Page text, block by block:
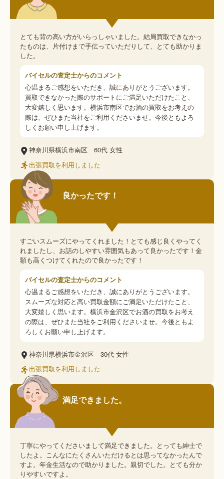
とても背の高い方がいらっしゃいました。結局買取できなかっ
たものは、片付けまで手伝っていただりして、とても助かりま
した。
バイセルの査定士からのコメント
心温まるご感想をいただき、誠にありがとうございます。
買取できなかった際のサポートにご満足いただけたこと、
大変嬉しく思います。横浜市南区でお酒の買取をお考えの
際は、ぜひまた当社をご利用くださいませ。今後ともよろ
しくお願い申し上げます。
神奈川県横浜市南区 60代 女性
出張買取を利用しました
良かったです！
すごいスムーズにやってくれました！とても感じ良くやってく
れましたし、お話のしやすい雰囲気もあって良かったです！金
額も高くつけてくれたので良かったです！
バイセルの査定士からのコメント
心温まるご感想をいただき、誠にありがとうございます。
スムーズな対応と高い買取金額にご満足いただけたこと、
大変嬉しく思います。横浜市金沢区でお酒の買取をお考え
の際は、ぜひまた当社をご利用くださいませ。今後ともよ
ろしくお願い申し上げます。
神奈川県横浜市金沢区 30代 女性
出張買取を利用しました
満足できました。
丁寧にやってくださいまして満足できました。とっても紳士で
したよ。こんなにたくさんいただけるとは思ってなかったんで
すよ。年金生活なので助かりました。親切でした。とても分か
りやすいですよ。